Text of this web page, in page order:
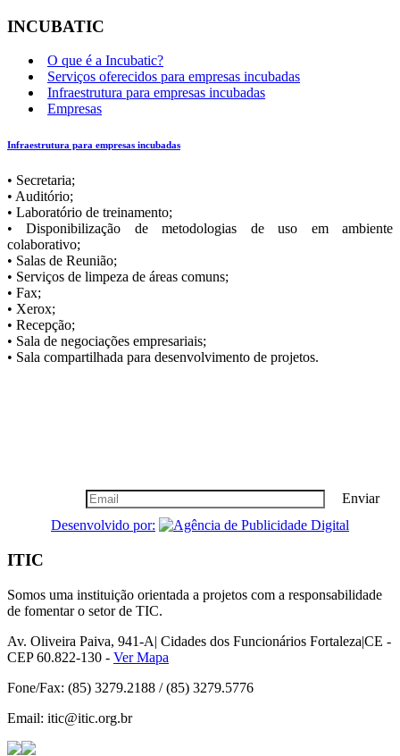
INCUBATIC
O que é a Incubatic?
Serviços oferecidos para empresas incubadas
Infraestrutura para empresas incubadas
Empresas
Infraestrutura para empresas incubadas
• Secretaria;
• Auditório;
• Laboratório de treinamento;
• Disponibilização de metodologias de uso em ambiente
colaborativo;
• Salas de Reunião;
• Serviços de limpeza de áreas comuns;
• Fax;
• Xerox;
• Recepção;
• Sala de negociações empresariais;
• Sala compartilhada para desenvolvimento de projetos.
Enviar
Desenvolvido por:
ITIC
Somos uma instituição orientada a projetos com a responsabilidade
de fomentar o setor de TIC.
Av. Oliveira Paiva, 941-A| Cidades dos Funcionários Fortaleza|CE -
CEP 60.822-130 - Ver Mapa
Fone/Fax: (85) 3279.2188 / (85) 3279.5776
Email: itic@itic.org.br